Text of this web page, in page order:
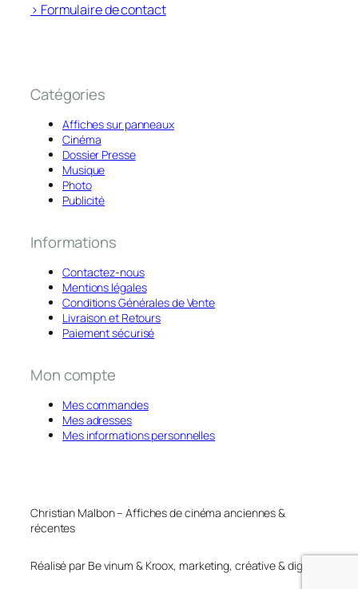
> Formulaire de contact
Catégories
Affiches sur panneaux
Cinéma
Dossier Presse
Musique
Photo
Publicité
Informations
Contactez-nous
Mentions légales
Conditions Générales de Vente
Livraison et Retours
Paiement sécurisé
Mon compte
Mes commandes
Mes adresses
Mes informations personnelles
Christian Malbon – Affiches de cinéma anciennes &
récentes
Réalisé par Be vinum & Kroox, marketing, créative & digital